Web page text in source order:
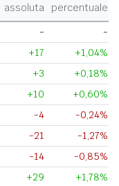
assoluta
percentuale
-
-
+17
+1,04%
+3
+0,18%
+10
+0,60%
-4
-0,24%
-21
-1,27%
-14
-0,85%
+29
+1,78%